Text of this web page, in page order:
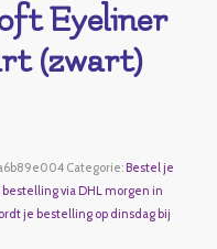
Eyeliner
(zwart)
Categorie: Bestel je
bestelling via DHL morgen in
je bestelling op dinsdag bij